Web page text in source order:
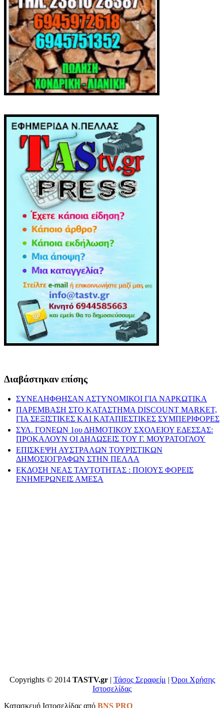
Διαβάστηκαν επίσης
ΣΥΝΕΛΗΦΘΗΣΑΝ ΑΣΤΥΝΟΜΙΚΟΙ ΓΙΑ ΝΑΡΚΩΤΙΚΑ
ΠΑΡΕΜΒΑΣΗ ΣΤΟ ΚΑΤΑΣΤΗΜΑ DISCOUNT MARKET,
ΓΙΑ ΣΕΞΙΣΤΙΚΕΣ ΚΑΙ ΚΑΤΑΠΙΕΣΤΙΚΕΣ ΣΥΜΠΕΡΙΦΟΡΕΣ
ΣΥΛ. ΓΟΝΕΩΝ 1ου ΔΗΜΟΤΙΚΟΥ ΣΧΟΛΕΙΟΥ ΕΔΕΣΣΑΣ:
ΠΡΟΚΑΛΟΥΝ ΟΙ ΔΗΛΩΣΕΙΣ ΤΟΥ Γ. ΜΟΥΡΑΤΟΓΛΟΥ
ΕΠΙΣΚΕΨΗ ΑΥΣΤΡΑΛΩΝ ΤΟΥΡΙΣΤΙΚΩΝ
ΔΗΜΟΣΙΟΓΡΑΦΩΝ ΣΤΗΝ ΠΕΛΛΑ
ΕΚΔΟΣΗ ΝΕΑΣ ΤΑΥΤΟΤΗΤΑΣ : ΠΟΙΟΥΣ ΦΟΡΕΙΣ
ΕΝΗΜΕΡΩΝΕΙΣ ΑΜΕΣΑ
Copyrights © 2014 TASTV.gr| Τάσος Σεραφείμ |Όροι Χρήσης
Ιστοσελίδας
Κατασκευή Ιστοσελίδας από BNS PRO